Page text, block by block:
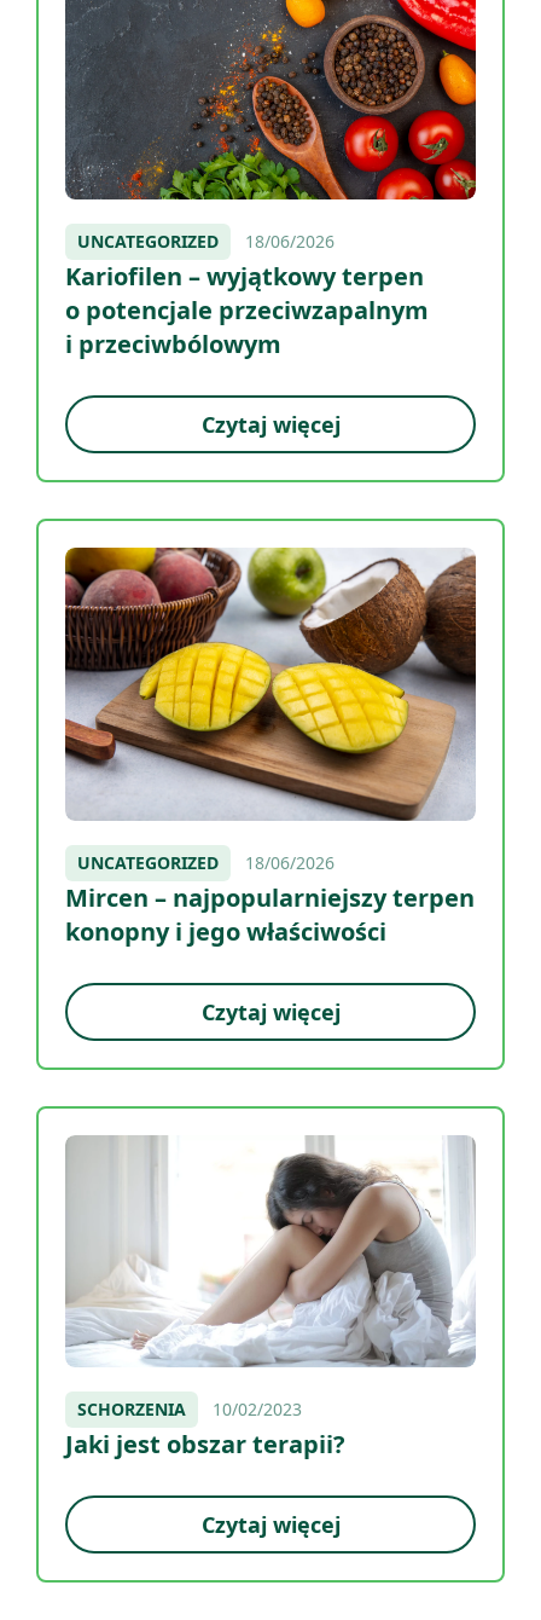
UNCATEGORIZED 18/06/2026
Kariofilen – wyjątkowy terpen
o potencjale przeciwzapalnym
i przeciwbólowym
Czytaj więcej
UNCATEGORIZED 18/06/2026
Mircen – najpopularniejszy terpen
konopny i jego właściwości
Czytaj więcej
SCHORZENIA 10/02/2023
Jaki jest obszar terapii?
Czytaj więcej